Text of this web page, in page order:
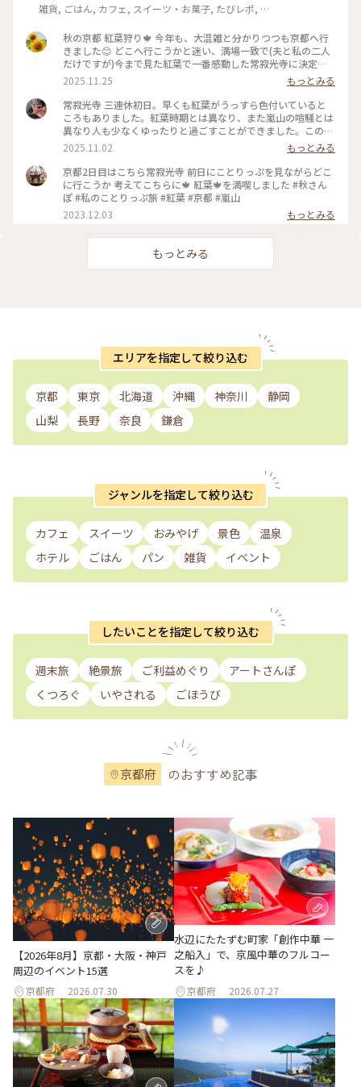
雑貨, ごはん, カフェ, スイーツ・お菓子, たびレポ, ラ
秋の京都 紅葉狩り🍁 今年も、大混雑と分かりつつも京都へ行
きました😊 どこへ行こうかと迷い、満場一致で(夫と私の二人
だけですが)今まで見た紅葉で一番感動した常寂光寺に決定！
さすがに初めて見た時の感動には及びませんでしたが、ため息
の出る美しさでした😍 外国の方もたくさん訪れていて、 「レ
ッド、イエロー、オレンジ、グリーン、ビューティフォ
ー…！」 と呟きながら歩いていて、日本に感動してくれていて
嬉しくなりました🥰 2025.11.23 #常寂光寺 #紅葉 #嵐山 #京都
#ことりっぷ #秋の装い
2025.11.25
もっとみる
常寂光寺 三連休初日。早くも紅葉がうっすら色付いていると
ころもありました。紅葉時期とは異なり、また嵐山の喧騒とは
異なり人も少なくゆったりと過ごすことができました。この時
期オススメです。
2025.11.02
もっとみる
京都2日目はこちら常寂光寺 前日にことりっぷを見ながらどこ
に行こうか 考えてこちらに🍁 紅葉🍁を満喫しました #秋さん
ぽ #私のことりっぷ旅 #紅葉 #京都 #嵐山
2023.12.03
もっとみる
もっとみる
エリアを指定して絞り込む
京都 東京 北海道 沖縄 神奈川
静岡
山梨
長野 奈良 鎌倉
ジャンルを指定して絞り込む
カフェ スイーツ おみやげ 景色
温泉
ホテル
ごはん パン 雑貨 イベント
したいことを指定して絞り込む
週末旅 絶景旅 ご利益めぐり
アートさんぽ
くつろぐ
いやされる ごほうび
京都府 のおすすめ記事
【2026年8月】京都・大阪・神戸
周辺のイベント15選
京都府 2026.07.30
水辺にたたずむ町家「創作中華 一
之船入」で、京風中華のフルコー
スを♪
京都府 2026.07.27